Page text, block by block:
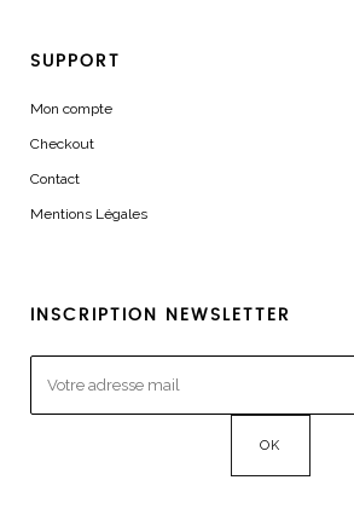
SUPPORT
Mon compte
Checkout
Contact
Mentions Légales
INSCRIPTION NEWSLETTER